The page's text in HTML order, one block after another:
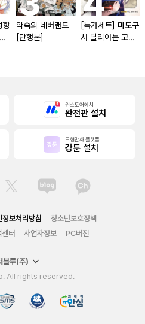
향
약속의 네버랜드
[단행본]
[특가세트] 마도구
사 달리아는 고개
원스토어에서
완전판 설치
무협만화 플랫폼
강툰 설치
정보처리방침
청소년보호정책
터 사업자정보 PC버전
블루(주)
All rights reserved.